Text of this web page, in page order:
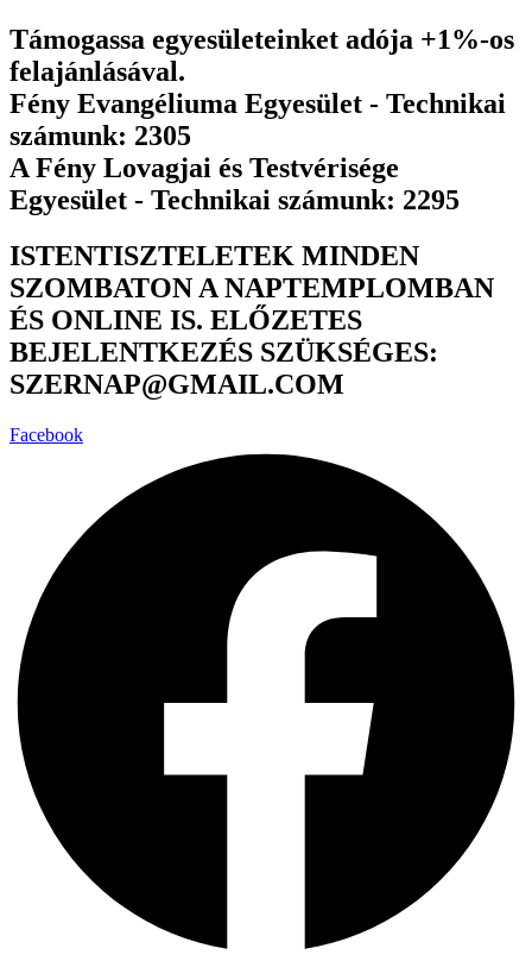
Ugrás
a
tartalomhoz
Támogassa egyesületeinket adója +1%-os
felajánlásával.
Fény Evangéliuma Egyesület - Technikai
számunk: 2305
A Fény Lovagjai és Testvérisége
Egyesület - Technikai számunk: 2295
ISTENTISZTELETEK MINDEN
SZOMBATON A NAPTEMPLOMBAN
ÉS ONLINE IS. ELŐZETES
BEJELENTKEZÉS SZÜKSÉGES:
SZERNAP@GMAIL.COM
Facebook